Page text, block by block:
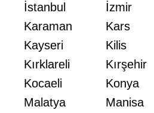
İstanbul
İzmir
Karaman
Kars
Kayseri
Kilis
Kırklareli
Kırşehir
Kocaeli
Konya
Malatya
Manisa